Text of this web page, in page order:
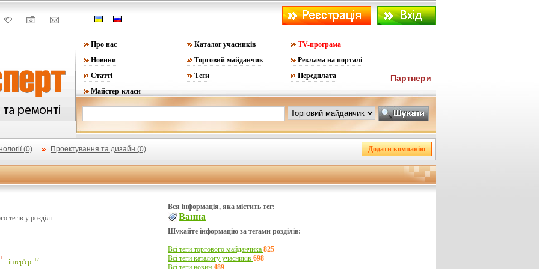
Про нас Каталог учасників
TV-програма
Новини
Торговий майданчик
Реклама на порталі
Статті
Теги
Передплата
Майстер-класи
Партнери
(0) Проектування та дизайн (0)
тегів у розділі
Вся інформація, яка містить тег:
Ванна
інтер'єр 17
Шукайте інформацію за тегами розділів:
Всі теги торгового майданчика 825
Всі теги каталогу учасників 698
Всі теги новин 489